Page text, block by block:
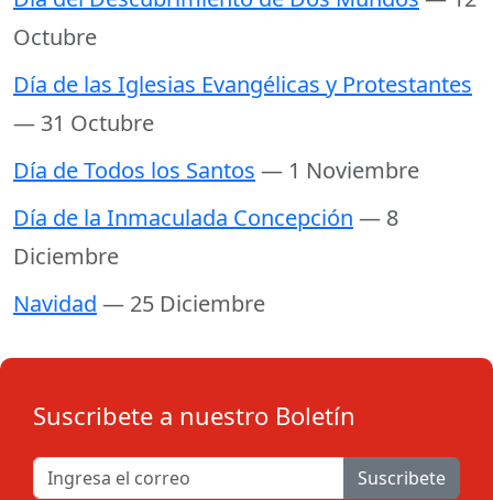
Octubre
Día de las Iglesias Evangélicas y Protestantes
— 31 Octubre
Día de Todos los Santos — 1 Noviembre
Día de la Inmaculada Concepción — 8
Diciembre
Navidad — 25 Diciembre
Suscribete a nuestro Boletín
Suscribete